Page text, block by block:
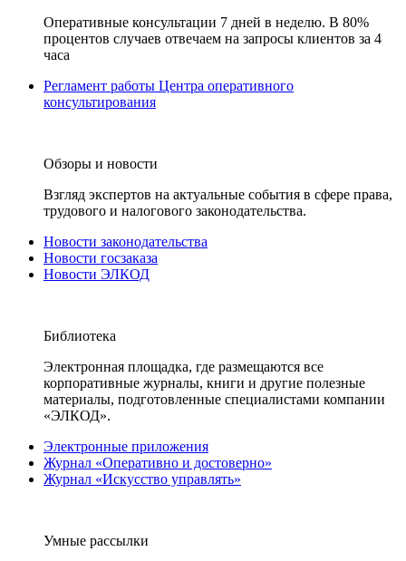
Оперативные консультации 7 дней в неделю. В 80%
процентов случаев отвечаем на запросы клиентов за 4
часа
Регламент работы Центра оперативного
консультирования
Обзоры и новости
Взгляд экспертов на актуальные события в сфере права,
трудового и налогового законодательства.
Новости законодательства
Новости госзаказа
Новости ЭЛКОД
Библиотека
Электронная площадка, где размещаются все
корпоративные журналы, книги и другие полезные
материалы, подготовленные специалистами компании
«ЭЛКОД».
Электронные приложения
Журнал «Оперативно и достоверно»
Журнал «Искусство управлять»
Умные рассылки